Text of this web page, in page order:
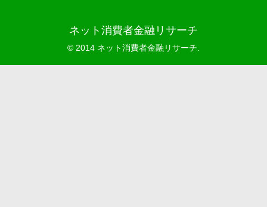
ネット消費者金融リサーチ
© 2014 ネット消費者金融リサーチ.